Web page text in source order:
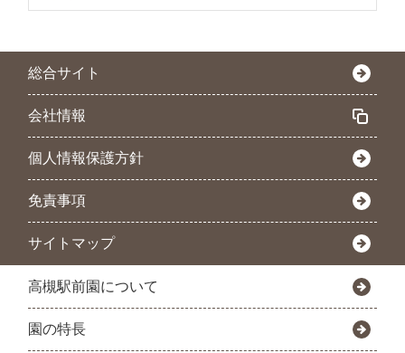
総合サイト
会社情報
個人情報保護方針
免責事項
サイトマップ
高槻駅前園について
園の特長